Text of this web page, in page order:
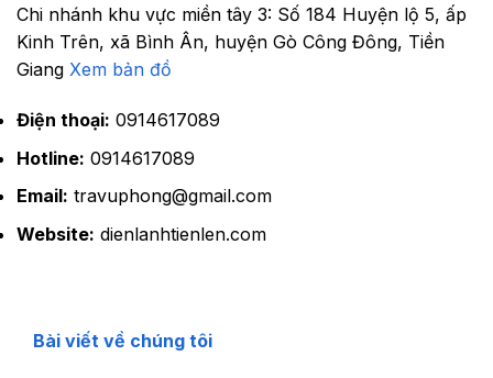
Chi nhánh khu vực miền tây 3: Số 184 Huyện lộ 5, ấp
Kinh Trên, xã Bình Ân, huyện Gò Công Đông, Tiền
Giang Xem bản đồ
Điện thoại: 0914617089
Hotline: 0914617089
Email: travuphong@gmail.com
Website: dienlanhtienlen.com
Bài viết về chúng tôi